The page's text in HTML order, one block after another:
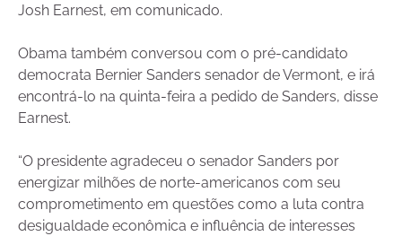
Josh Earnest, em comunicado.
Obama também conversou com o pré-candidato
democrata Bernier Sanders senador de Vermont, e irá
encontrá-lo na quinta-feira a pedido de Sanders, disse
Earnest.
“O presidente agradeceu o senador Sanders por
energizar milhões de norte-americanos com seu
comprometimento em questões como a luta contra
desigualdade econômica e influência de interesses